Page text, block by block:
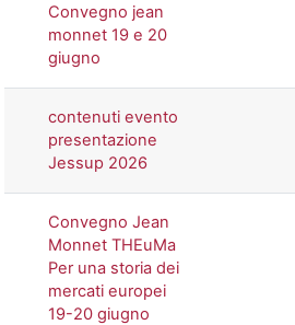
Convegno jean
monnet 19 e 20
giugno
contenuti evento
presentazione
Jessup 2026
Convegno Jean
Monnet THEuMa
Per una storia dei
mercati europei
19-20 giugno